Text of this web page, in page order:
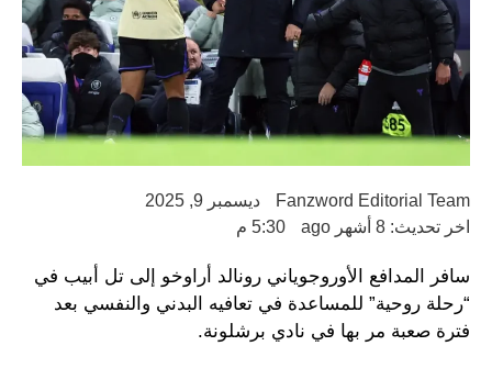
Fanzword Editorial Team
ديسمبر 9, 2025
اخر تحديث: 8 أشهر ago
5:30 م
سافر المدافع الأوروجوياني رونالد أراوخو إلى تل أبيب في
“رحلة روحية” للمساعدة في تعافيه البدني والنفسي بعد
فترة صعبة مر بها في نادي برشلونة.